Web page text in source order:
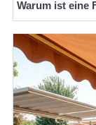
Warum ist eine